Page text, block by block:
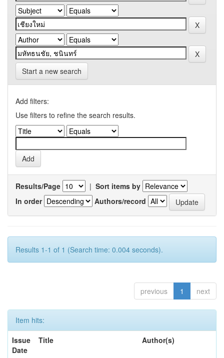
Start a new search
Add filters:
Use filters to refine the search results.
Results/Page | Sort items by
In order
Authors/record
Results 1-1 of 1 (Search time: 0.004 seconds).
previous 1 next
Item hits:
Issue
Date
Title Author(s)